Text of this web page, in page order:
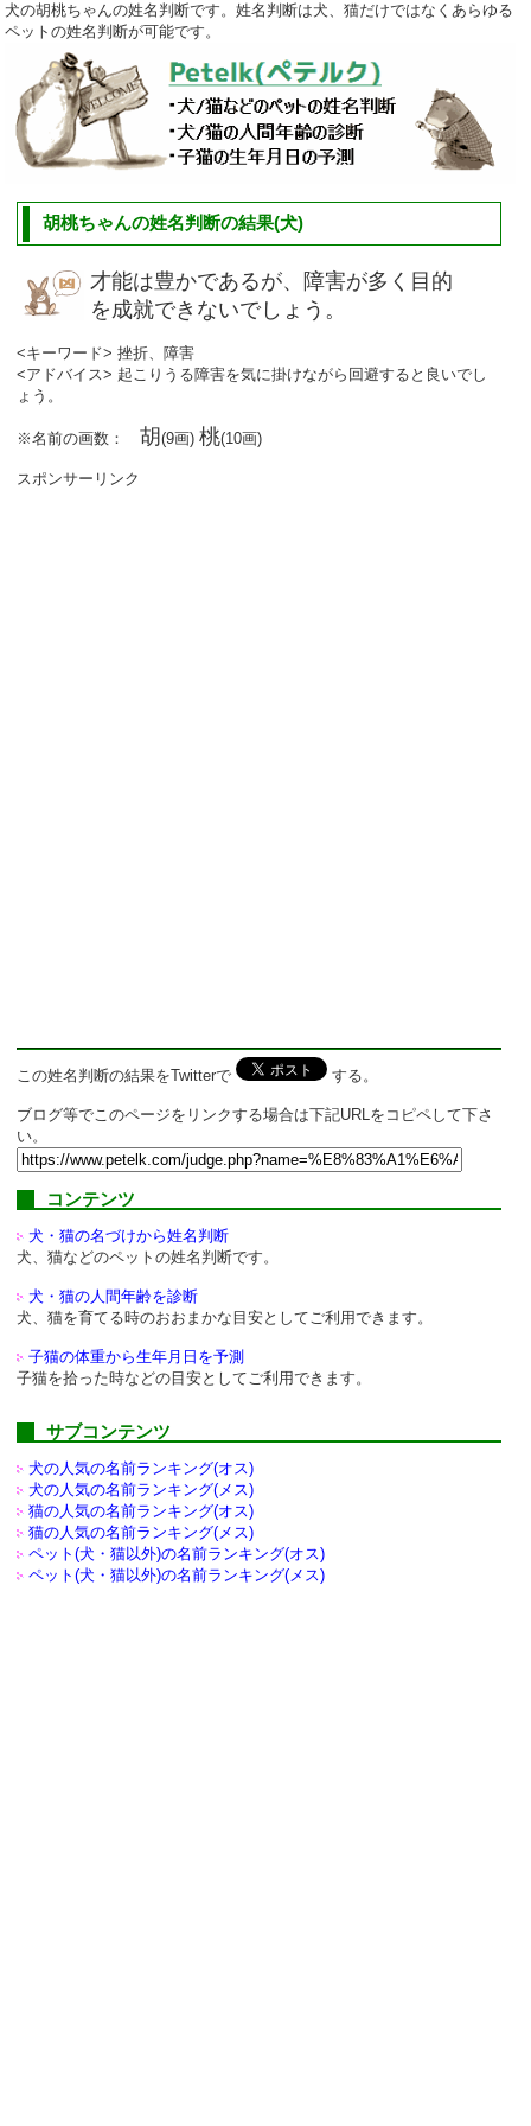
犬の胡桃ちゃんの姓名判断です。姓名判断は犬、猫だけではなくあらゆる
ペットの姓名判断が可能です。
胡桃ちゃんの姓名判断の結果(犬)
才能は豊かであるが、障害が多く目的
を成就できないでしょう。
<キーワード> 挫折、障害
<アドバイス> 起こりうる障害を気に掛けながら回避すると良いでし
ょう。
※名前の画数： 胡(9画)桃(10画)
スポンサーリンク
この姓名判断の結果をTwitterで する。
ブログ等でこのページをリンクする場合は下記URLをコピペして下さ
い。
コンテンツ
犬・猫の名づけから姓名判断
犬、猫などのペットの姓名判断です。
犬・猫の人間年齢を診断
犬、猫を育てる時のおおまかな目安としてご利用できます。
子猫の体重から生年月日を予測
子猫を拾った時などの目安としてご利用できます。
サブコンテンツ
犬の人気の名前ランキング(オス)
犬の人気の名前ランキング(メス)
猫の人気の名前ランキング(オス)
猫の人気の名前ランキング(メス)
ペット(犬・猫以外)の名前ランキング(オス)
ペット(犬・猫以外)の名前ランキング(メス)